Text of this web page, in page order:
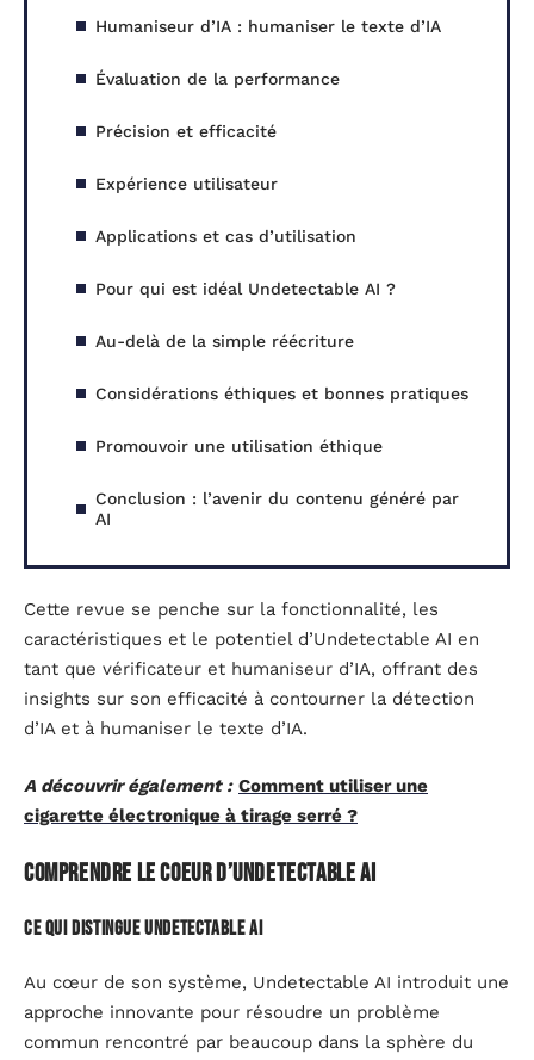
Humaniseur d’IA : humaniser le texte d’IA
Évaluation de la performance
Précision et efficacité
Expérience utilisateur
Applications et cas d’utilisation
Pour qui est idéal Undetectable AI ?
Au-delà de la simple réécriture
Considérations éthiques et bonnes pratiques
Promouvoir une utilisation éthique
Conclusion : l’avenir du contenu généré par
AI
Cette revue se penche sur la fonctionnalité, les
caractéristiques et le potentiel d’Undetectable AI en
tant que vérificateur et humaniseur d’IA, offrant des
insights sur son efficacité à contourner la détection
d’IA et à humaniser le texte d’IA.
A découvrir également : Comment utiliser une
cigarette électronique à tirage serré ?
Comprendre le coeur d’Undetectable AI
Ce qui distingue Undetectable AI
Au cœur de son système, Undetectable AI introduit une
approche innovante pour résoudre un problème
commun rencontré par beaucoup dans la sphère du